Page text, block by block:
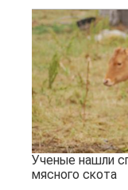
Ученые нашли
мясного скота